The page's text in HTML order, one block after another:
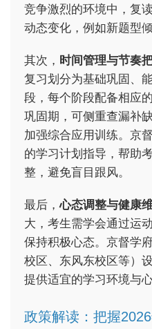
竞争激烈的环境中，复
动态变化，例如新题型
其次， 时间管理与节奏
复习划分为基础巩固、
段，每个阶段配备相应
巩固期，可侧重查漏补
加强综合应用训练。京
的学习计划指导，帮助
整，避免盲目跟风。
最后，心态调整与健康
大，考生需学会通过运
保持积极心态。京督学
校区、东风东校区等）
提供适宜的学习环境与
政策解读：把握